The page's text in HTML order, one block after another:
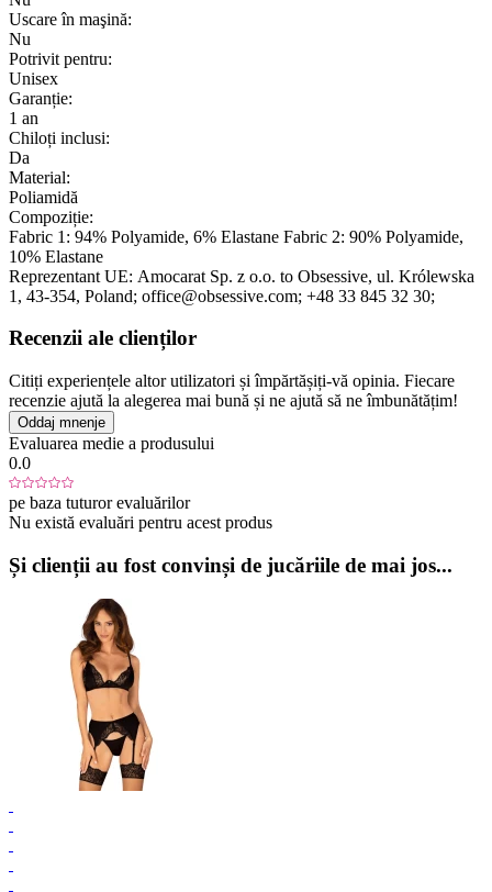
Uscare în maşină:
Nu
Potrivit pentru:
Unisex
Garanție:
1 an
Chiloți inclusi:
Da
Material:
Poliamidă
Compoziție:
Fabric 1: 94% Polyamide, 6% Elastane Fabric 2: 90% Polyamide,
10% Elastane
Reprezentant UE: Amocarat Sp. z o.o. to Obsessive, ul. Królewska
1 , 43-354, Poland; office@obsessive.com; +48 33 845 32 30;
Recenzii ale clienților
Citiți experiențele altor utilizatori și împărtășiți-vă opinia. Fiecare
recenzie ajută la alegerea mai bună și ne ajută să ne îmbunătățim!
Oddaj mnenje
Evaluarea medie a produsului
0.0
pe baza tuturor evaluărilor
Nu există evaluări pentru acest produs
Și clienții au fost convinși de jucăriile de mai jos...